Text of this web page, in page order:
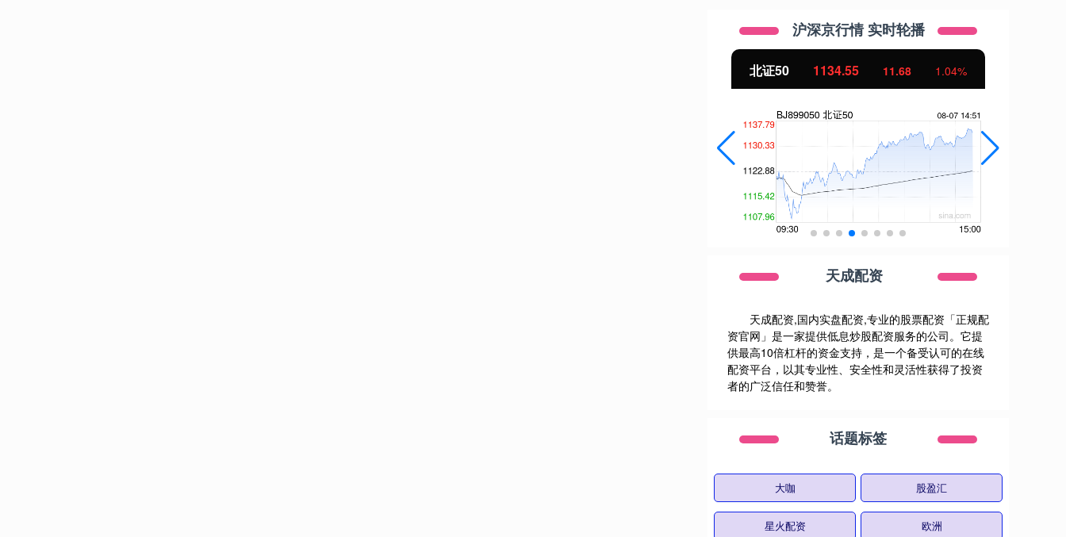
沪深京行情 实时轮播
北证50 1134.55 11.68 1.04%
天成配资
天成配资,国内实盘配资,专业的股票配资「正规配
资官网」是一家提供低息炒股配资服务的公司。它提
供最高10倍杠杆的资金支持，是一个备受认可的在线
配资平台，以其专业性、安全性和灵活性获得了投资
者的广泛信任和赞誉。
话题标签
大咖 股盈汇
星火配资 欧洲